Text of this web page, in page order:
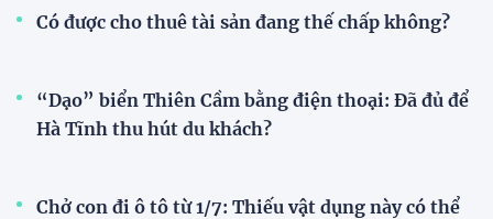
Có được cho thuê tài sản đang thế chấp không?
“Dạo” biển Thiên Cầm bằng điện thoại: Đã đủ để
Hà Tĩnh thu hút du khách?
Chở con đi ô tô từ 1/7: Thiếu vật dụng này có thể